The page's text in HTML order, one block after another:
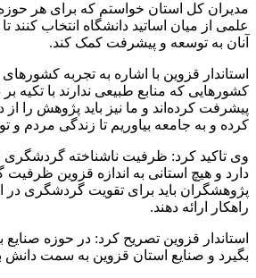
مدیران کل استان خواستم که برای هر
علمی از میان اساتید دانشگاه انتخاب کنند
آنان به توسعه و پیشرفت کمک کند.
استاندار قزوین با اشاره به تجربه
کشورهایی که منابع طبیعی ندارند با تکیه
پیشرفت کرده‌اند و ما نیز باید پژوهش را از
کرده و به جامعه بیاوریم تا زندگی مردم و
وی تاکید کرد: ظرفیت ناشناخته گردشگری
دارد و هیچ استانی به اندازه قزوین
پژوهشگران باید برای تقویت گردشگری در
راهکار ارائه دهند.
استاندار قزوین تصریح کرد: در حوزه
بگیرد و صنایع استان قزوین به سمت